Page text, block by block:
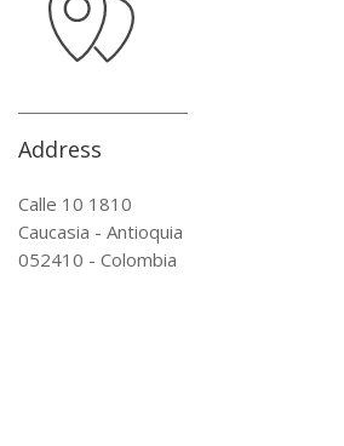
Address
Calle 10 1810
Caucasia - Antioquia
052410 - Colombia